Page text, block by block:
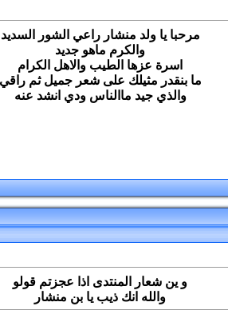
مرحبا يا ولد منشار راعي الشور السديد
والكرم ماهو جديد
اسرة عزها الطيب والاهل الكرام
ما بنقدر مثيلك على شعر جميل ثم
والذي جيد ماالناس ودي انشد عنه
و ين شعار المنتدى اذا عجزتم قولو
والله انك ذيب يا بن منشار